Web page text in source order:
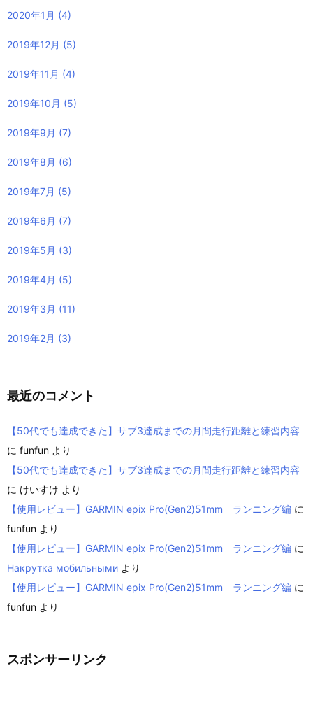
2020年1月 (4)
2019年12月 (5)
2019年11月 (4)
2019年10月 (5)
2019年9月 (7)
2019年8月 (6)
2019年7月 (5)
2019年6月 (7)
2019年5月 (3)
2019年4月 (5)
2019年3月 (11)
2019年2月 (3)
最近のコメント
【50代でも達成できた】サブ3達成までの月間走行距離と練習内容
に funfun より
【50代でも達成できた】サブ3達成までの月間走行距離と練習内容
に けいすけ より
【使用レビュー】GARMIN epix Pro(Gen2)51mm ランニング編 に
funfun より
【使用レビュー】GARMIN epix Pro(Gen2)51mm ランニング編 に
Накрутка мобильными より
【使用レビュー】GARMIN epix Pro(Gen2)51mm ランニング編 に
funfun より
スポンサーリンク